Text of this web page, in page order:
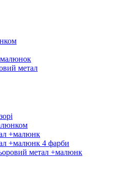
метал
+малюнк
+малюнк 4 фарби
метал +малюнк